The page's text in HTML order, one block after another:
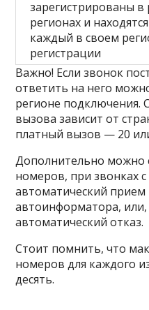
зарегистрированы в
регионах и находятся
каждый в своем
регистрации
Важно! Если звонок
ответить на него
регионе подключения.
вызова зависит от
платный вызов — 20
Дополнительно можно
номеров, при звонках
автоматический прием
автоинформатора,
автоматический отказ.
Стоит помнить, что
номеров для каждого
десять.